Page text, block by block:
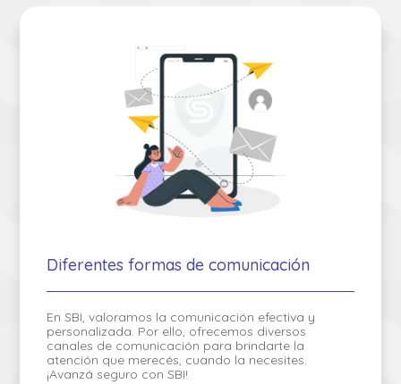
Diferentes formas de comunicación
En SBI, valoramos la comunicación efectiva y
personalizada. Por ello, ofrecemos diversos
canales de comunicación para brindarte la
atención que merecés, cuando la necesites.
¡Avanzá seguro con SBI!